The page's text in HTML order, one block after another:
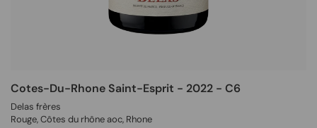
Cotes-Du-Rhone Saint-Esprit - 2022 - C6
Delas frères
Rouge, Côtes du rhône aoc, Rhone